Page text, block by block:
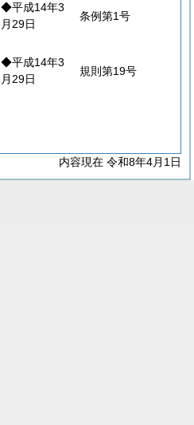
◆平成14年3
月29日
条例第1号
◆平成14年3
月29日
規則第19号
内容現在 令和8年4月1日